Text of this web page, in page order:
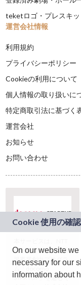
teketロゴ・プレスキッ
運営会社情報
利用規約
プライバシーポリシー
Cookieの利用について
個人情報の取り扱いに
特定商取引法に基づく
運営会社
お知らせ
お問い合わせ
ドコモグループの新
規事業創出プログラ
ム「docomo
STARTUP」を通じて
On our website
necessary for our
information about